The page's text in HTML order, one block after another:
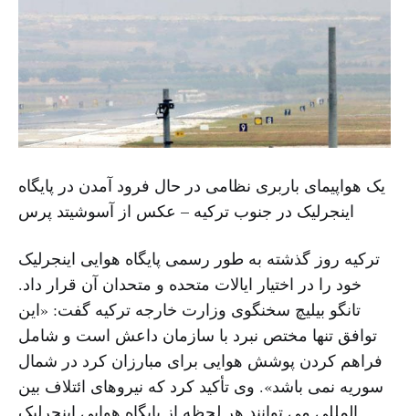
یک هواپیمای باربری نظامی در حال فرود آمدن در پایگاه
اینجرلیک در جنوب ترکیه – عکس از آسوشیتد پرس
ترکیه روز گذشته به طور رسمی پایگاه هوایی اینجرلیک
خود را در اختیار ایالات متحده و متحدان آن قرار داد.
تانگو بیلیچ سخنگوی وزارت خارجه ترکیه گفت: «این
توافق تنها مختص نبرد با سازمان داعش است و شامل
فراهم کردن پوشش هوایی برای مبارزان کرد در شمال
سوریه نمی باشد». وی تأکید کرد که نیروهای ائتلاف بین
المللی می توانند هر لحظه از پایگاه هوایی اینجرلیک